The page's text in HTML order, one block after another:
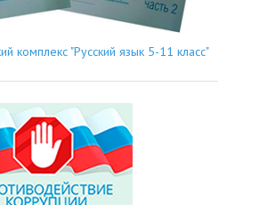
комплекс "Русский язык 5-11 класс"